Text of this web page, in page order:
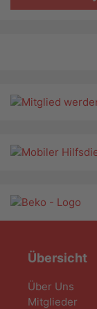
Übersicht
Über Uns
Mitglieder